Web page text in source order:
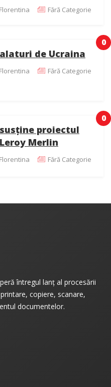
Fără Categorie
0
de Ucraina
Fără Categorie
0
proiectul
Merlin
Fără Categorie
întregul lanț al procesării
copiere, scanare,
documentelor.